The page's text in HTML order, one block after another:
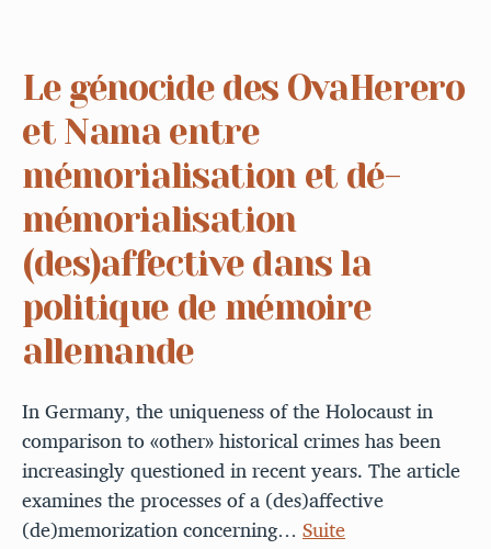
Le génocide des OvaHerero
et Nama entre
mémorialisation et dé-
mémorialisation
(des)affective dans la
politique de mémoire
allemande
In Germany, the uniqueness of the Holocaust in
comparison to «other» historical crimes has been
increasingly questioned in recent years. The article
examines the processes of a (des)affective
(de)memorization concerning… Suite